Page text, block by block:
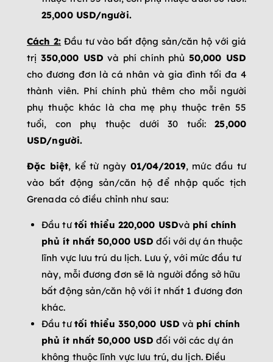
25,000 USD/người.
Cách 2: Đầu tư vào bất động sản/căn hộ với giá
trị 350,000 USD và phí chính phủ 50,000 USD
cho đương đơn là cá nhân và gia đình tối đa 4
thành viên. Phí chính phủ thêm cho mỗi người
phụ thuộc khác là cha mẹ phụ thuộc trên 55
tuổi, con phụ thuộc dưới 30 tuổi:25,000
USD/người.
Đặc biệt, kể từ ngày 01/04/2019, mức đầu tư
vào bất động sản/căn hộ để nhập quốc tịch
Grenada có điều chỉnh như sau:
Đầu tư tối thiểu 220,000 USDvà phí chính
phủ ít nhất 50,000 USD đối với dự án thuộc
lĩnh vực lưu trú du lịch. Lưu ý, với mức đầu tư
này, mỗi đương đơn sẽ là người đồng sở hữu
bất động sản/căn hộ với ít nhất 1 đương đơn
khác.
Đầu tư tối thiểu 350,000 USD và phí chính
phủ ít nhất 50,000 USD đối với các dự án
không thuộc lĩnh vực lưu trú, du lịch. Điều